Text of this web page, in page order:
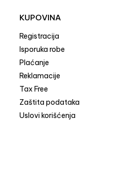
KUPOVINA
Registracija
Isporuka robe
Plaćanje
Reklamacije
Tax Free
Zaštita podataka
Uslovi korišćenja